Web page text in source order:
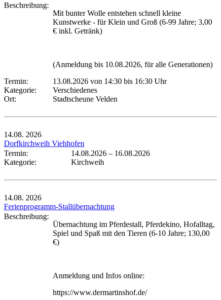
Beschreibung:
Mit bunter Wolle entstehen schnell kleine
Kunstwerke - für Klein und Groß (6-99 Jahre; 3,00
€ inkl. Getränk)
(Anmeldung bis 10.08.2026, für alle Generationen)
Termin:
13.08.2026 von 14:30 bis 16:30 Uhr
Kategorie:
Verschiedenes
Ort:
Stadtscheune Velden
14.08. 2026
Dorfkirchweih Viehhofen
Termin:
14.08.2026 – 16.08.2026
Kategorie:
Kirchweih
14.08. 2026
Ferienprogramm-Stallübernachtung
Beschreibung:
Übernachtung im Pferdestall, Pferdekino, Hofalltag,
Spiel und Spaß mit den Tieren (6-10 Jahre; 130,00
€)
Anmeldung und Infos online:
https://www.dermartinshof.de/